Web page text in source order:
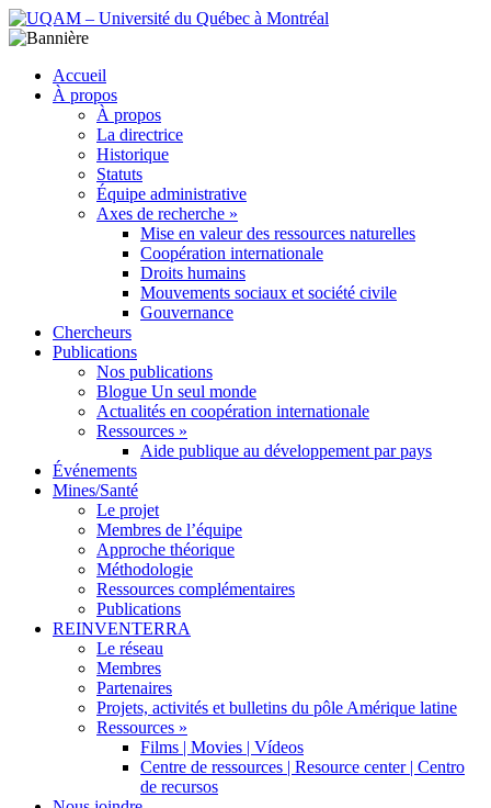
Accueil
À propos
À propos
La directrice
Historique
Statuts
Équipe administrative
Axes de recherche »
Mise en valeur des ressources naturelles
Coopération internationale
Droits humains
Mouvements sociaux et société civile
Gouvernance
Chercheurs
Publications
Nos publications
Blogue Un seul monde
Actualités en coopération internationale
Ressources »
Aide publique au développement par pays
Événements
Mines/Santé
Le projet
Membres de l’équipe
Approche théorique
Méthodologie
Ressources complémentaires
Publications
REINVENTERRA
Le réseau
Membres
Partenaires
Projets, activités et bulletins du pôle Amérique latine
Ressources »
Films | Movies | Vídeos
Centre de ressources | Resource center | Centro
de recursos